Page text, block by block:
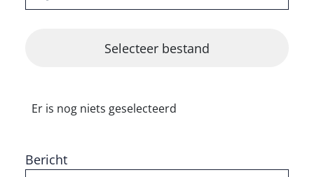
Er is nog niets geselecteerd
Bericht